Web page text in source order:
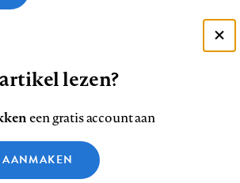
ons
op
Instagram
ons
op
YouTube
ons
Disclaimer Privacy
Medische vragen verdienen
lezen?
een gratis account aan